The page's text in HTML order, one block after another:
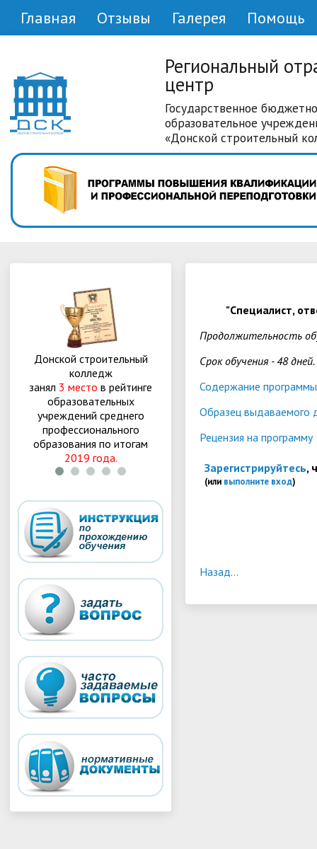
Главная Отзывы Галерея Помощь
Региональный
центр
Государственное
образовательное
«Донской строительный
Донской строительный
колледж
занял 3 место в рейтинге
образовательных
учреждений среднего
профессионального
образования по итогам
2019 года.
Донской строительный
3 местов рейтинге
учреждений среднего
образования по итогам
"Специалист,
Продолжительность
Срок обучения - 48 дней.
Содержание программы
Образец выдаваемого
Рецензия на программу
Зарегистрируйтесь,
(или выполните вход)
Назад...